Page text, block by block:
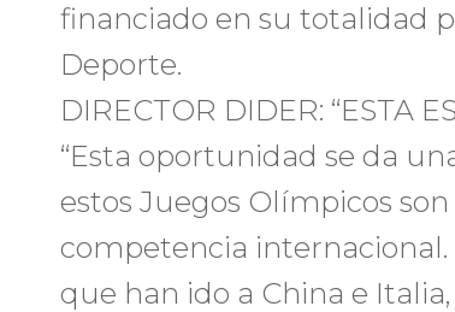
financiado en su totalidad
Deporte.
DIRECTOR DIDER: “ESTA
“Esta oportunidad se da
estos Juegos Olímpicos
competencia
que han ido a China e